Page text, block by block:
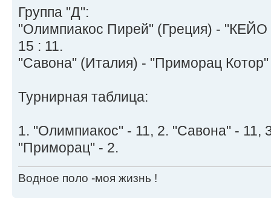
Группа "Д":
"Олимпиакос Пирей" (Греция) -
15 : 11.
"Савона" (Италия) - "Приморац Котор"
Турнирная таблица:
1. "Олимпиакос" - 11, 2. "Савона" - 11,
"Приморац" - 2.
Водное поло -моя жизнь !